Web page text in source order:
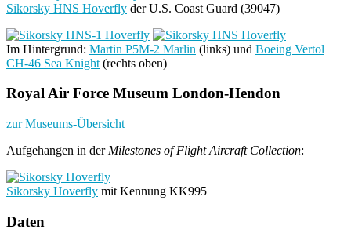
Sikorsky HNS Hoverfly der U.S. Coast Guard (39047)
Im Hintergrund: Martin P5M-2 Marlin (links) und Boeing Vertol
CH-46 Sea Knight (rechts oben)
Royal Air Force Museum London-Hendon
zur Museums-Übersicht
Aufgehangen in der Milestones of Flight Aircraft Collection:
Sikorsky Hoverfly mit Kennung KK995
Daten